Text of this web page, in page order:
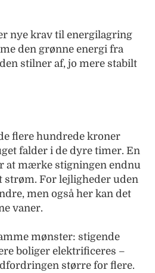
nye krav til energilagring
den grønne energi fra
stilner af, jo mere stabilt
flere hundrede kroner
falder i de dyre timer. En
at mærke stigningen endnu
For lejligheder uden
men også her kan det
vaner.
mønster: stigende
boliger elektrificeres –
større for flere.